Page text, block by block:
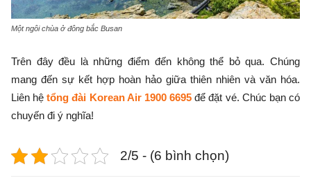
Một ngôi chùa ở đông bắc Busan
Trên đây đều là những điểm đến không thể bỏ qua. Chúng
mang đến sự kết hợp hoàn hảo giữa thiên nhiên và văn hóa.
Liên hệtổng đài Korean Air 1900 6695 để đặt vé. Chúc bạn có
chuyến đi ý nghĩa!
2/5 - (6 bình chọn)